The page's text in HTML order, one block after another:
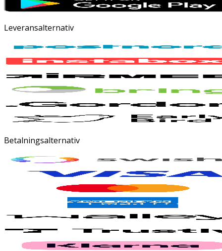
Leveransalternativ
Betalningsalternativ